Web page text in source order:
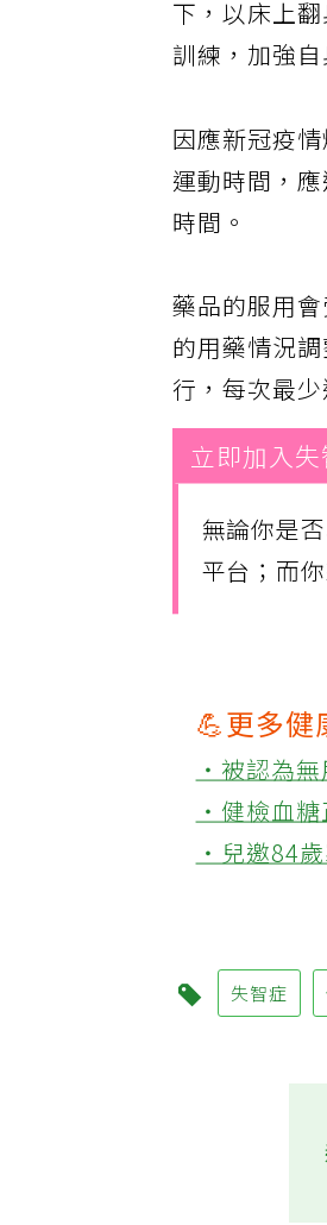
下，以床上
訓練，加強自
因應新冠疫
運動時間，
時間。
藥品的服用
的用藥情況
行，每次最
立即加入
無論你是
平台；而
💪更多健
‧被認為無
‧健檢血糖
‧兒邀84歲
失智症